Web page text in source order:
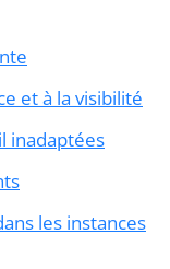
et à la visibilité
inadaptées
les instances